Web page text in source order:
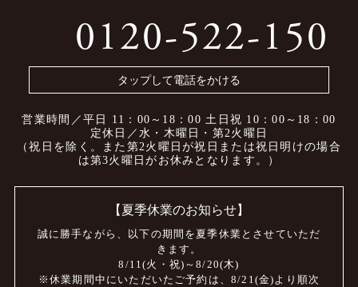
0120-522-150
タップして電話をかける
営業時間／平日 11：00～18：00 土日祝 10：00～18：00
定休日／水・木曜日・第2火曜日
（祝日を除く。また第2火曜日が祝日または祝日明けの場合
は第3火曜日がお休みとなります。）
【夏季休業のお知らせ】
誠に勝手ながら、
以下の期間を夏季休業とさせていただ
きます。
8/11(火・祝)～8/20(木)
※休業期間中にいただいたご予約は、8/21(金)より順次